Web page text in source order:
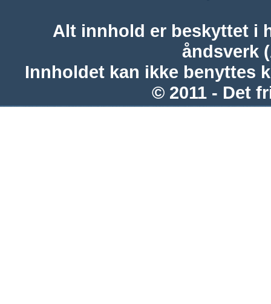
Alt innhold er beskyttet i
åndsverk
Innholdet kan ikke benyttes
© 2011 - Det